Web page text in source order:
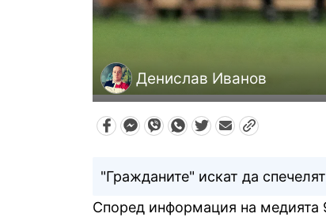
Денислав Иванов
"Гражданите" искат да
Според информация на медията